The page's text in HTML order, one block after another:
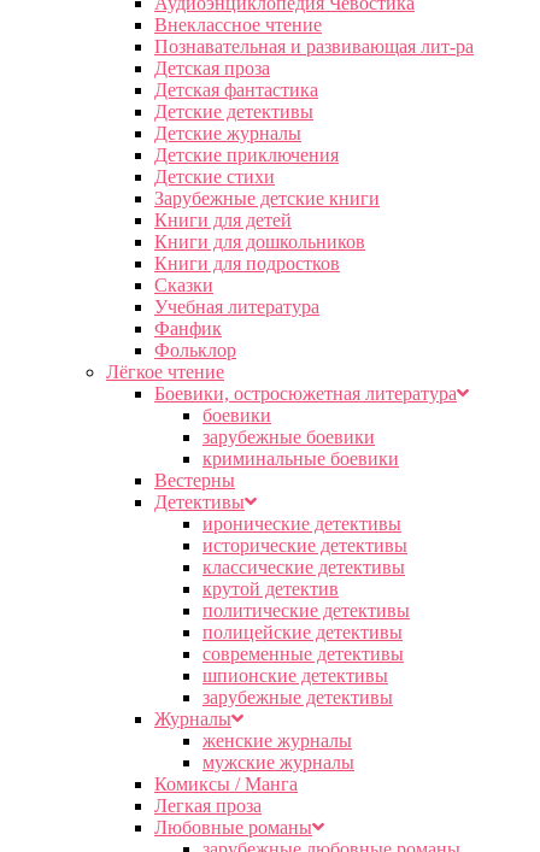
Внеклассное чтение
Познавательная и развивающая лит-ра
Детская проза
Детская фантастика
Детские детективы
Детские журналы
Детские приключения
Детские стихи
Зарубежные детские книги
Книги для детей
Книги для дошкольников
Книги для подростков
Сказки
Учебная литература
Фанфик
Фольклор
Лёгкое чтение
Боевики, остросюжетная литература
боевики
зарубежные боевики
криминальные боевики
Вестерны
Детективы
иронические детективы
исторические детективы
классические детективы
крутой детектив
политические детективы
полицейские детективы
современные детективы
шпионские детективы
зарубежные детективы
Журналы
женские журналы
мужские журналы
Комиксы / Манга
Легкая проза
Любовные романы